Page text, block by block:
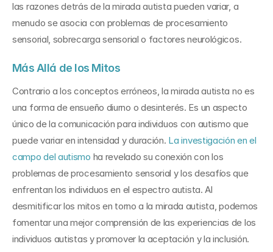
las razones detrás de la mirada autista pueden variar, a
menudo se asocia con problemas de procesamiento
sensorial, sobrecarga sensorial o factores neurológicos.
Más Allá de los Mitos
Contrario a los conceptos erróneos, la mirada autista no es
una forma de ensueño diurno o desinterés. Es un aspecto
único de la comunicación para individuos con autismo que
puede variar en intensidad y duración. La investigación en el
campo del autismo ha revelado su conexión con los
problemas de procesamiento sensorial y los desafíos que
enfrentan los individuos en el espectro autista. Al
desmitificar los mitos en torno a la mirada autista, podemos
fomentar una mejor comprensión de las experiencias de los
individuos autistas y promover la aceptación y la inclusión.